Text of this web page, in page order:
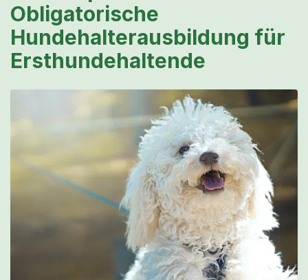
Obligatorische
Hundehalterausbildung für
Ersthundehaltende